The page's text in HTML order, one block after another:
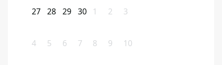
27 28 29 30 1 2 3
4 5 6 7 8 9 10